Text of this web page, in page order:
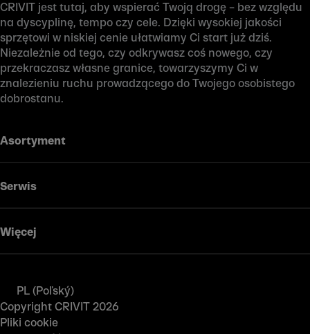
CRIVIT jest tutaj, aby wspierać Twoją drogę – bez względu
na dyscyplinę, tempo czy cele. Dzięki wysokiej jakości
sprzętowi w niskiej cenie ułatwiamy Ci start już dziś.
Niezależnie od tego, czy odkrywasz coś nowego, czy
przekraczasz własne granice, towarzyszymy Ci w
znalezieniu ruchu prowadzącego do Twojego osobistego
dobrostanu.
Asortyment
Serwis
Więcej
PL (Poľský)
Copyright CRIVIT 2026
Pliki cookie